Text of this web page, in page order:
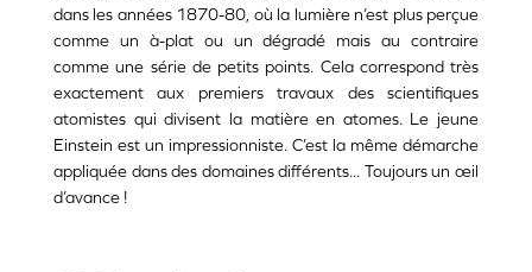
dans les années 1870-80, où la lumière n’est plus perçue
comme un à-plat ou un dégradé mais au contraire
comme une série de petits points. Cela correspond très
exactement aux premiers travaux des scientifiques
atomistes qui divisent la matière en atomes. Le jeune
Einstein est un impressionniste. C’est la même démarche
appliquée dans des domaines différents... Toujours un œil
d’avance !